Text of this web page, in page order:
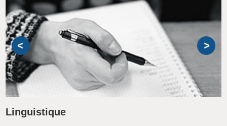
Linguistique